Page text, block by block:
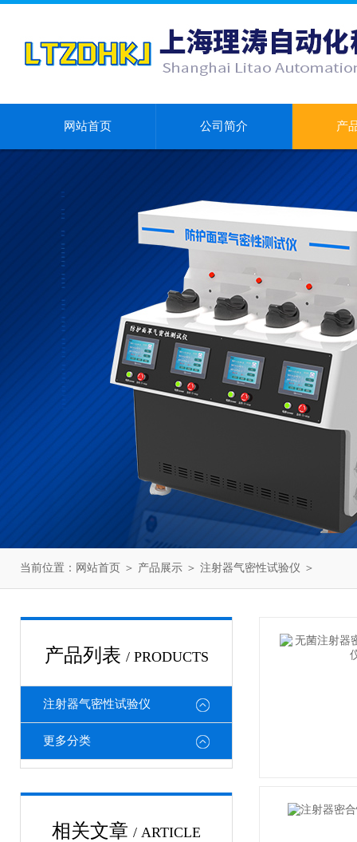
网站首页 公司简介 产
当前位置： 网站首页 ＞ 产品展示 ＞ 注射器气密性试验仪 ＞
产品列表 / PRODUCTS
注射器气密性试验仪
更多分类
相关文章 / ARTICLE